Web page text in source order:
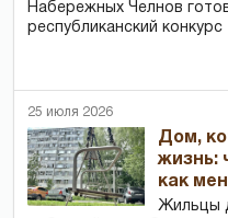
Набережных Челнов
республиканский конкурс
25 июля 2026
Дом,
жизнь:
как
Жильцы